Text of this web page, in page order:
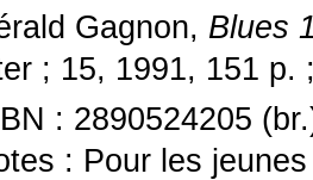
Gagnon, Blues
; 15, 1991, 151 p.
: 2890524205
: Pour les jeunes